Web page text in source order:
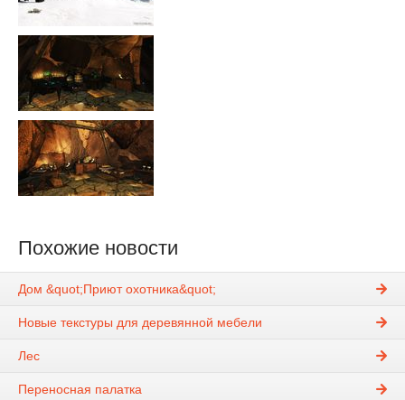
Похожие новости
Дом &quot;Приют охотника&quot;
Новые текстуры для деревянной мебели
Лес
Переносная палатка